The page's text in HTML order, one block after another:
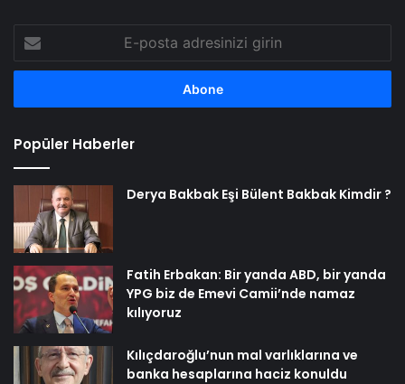
posta
adresinizi
Popüler Haberler
Derya Bakbak Eşi Bülent Bakbak Kimdir ?
Fatih Erbakan: Bir yanda ABD, bir yanda
YPG biz de Emevi Camii’nde namaz
kılıyoruz
Kılıçdaroğlu’nun mal varlıklarına ve
banka hesaplarına haciz konuldu